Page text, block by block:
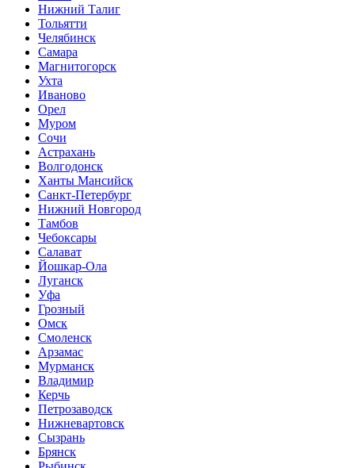
Нижний Талиг
Тольятти
Челябинск
Самара
Магнитогорск
Ухта
Иваново
Орел
Муром
Сочи
Астрахань
Волгодонск
Ханты Мансийск
Санкт-Петербург
Нижний Новгород
Тамбов
Чебоксары
Салават
Йошкар-Ола
Луганск
Уфа
Грозный
Омск
Смоленск
Арзамас
Мурманск
Владимир
Керчь
Петрозаводск
Нижневартовск
Сызрань
Брянск